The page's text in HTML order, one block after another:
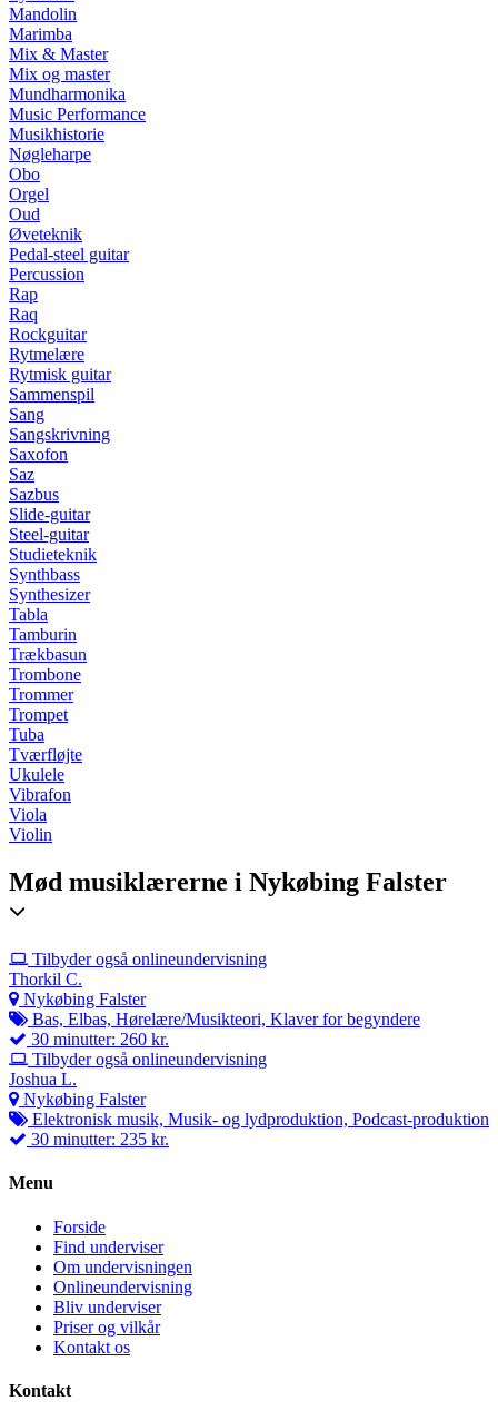
Mandolin
Marimba
Mix & Master
Mix og master
Mundharmonika
Music Performance
Musikhistorie
Nøgleharpe
Obo
Orgel
Oud
Øveteknik
Pedal-steel guitar
Percussion
Rap
Raq
Rockguitar
Rytmelære
Rytmisk guitar
Sammenspil
Sang
Sangskrivning
Saxofon
Saz
Sazbus
Slide-guitar
Steel-guitar
Studieteknik
Synthbass
Synthesizer
Tabla
Tamburin
Trækbasun
Trombone
Trommer
Trompet
Tuba
Tværfløjte
Ukulele
Vibrafon
Viola
Violin
Mød musiklærerne i Nykøbing Falster
Tilbyder også onlineundervisning
Thorkil C.
Nykøbing Falster
Bas, Elbas, Hørelære/Musikteori, Klaver for begyndere
30 minutter: 260 kr.
Tilbyder også onlineundervisning
Joshua L.
Nykøbing Falster
Elektronisk musik, Musik- og lydproduktion, Podcast-produktion
30 minutter: 235 kr.
Menu
Forside
Find underviser
Om undervisningen
Onlineundervisning
Bliv underviser
Priser og vilkår
Kontakt os
Kontakt